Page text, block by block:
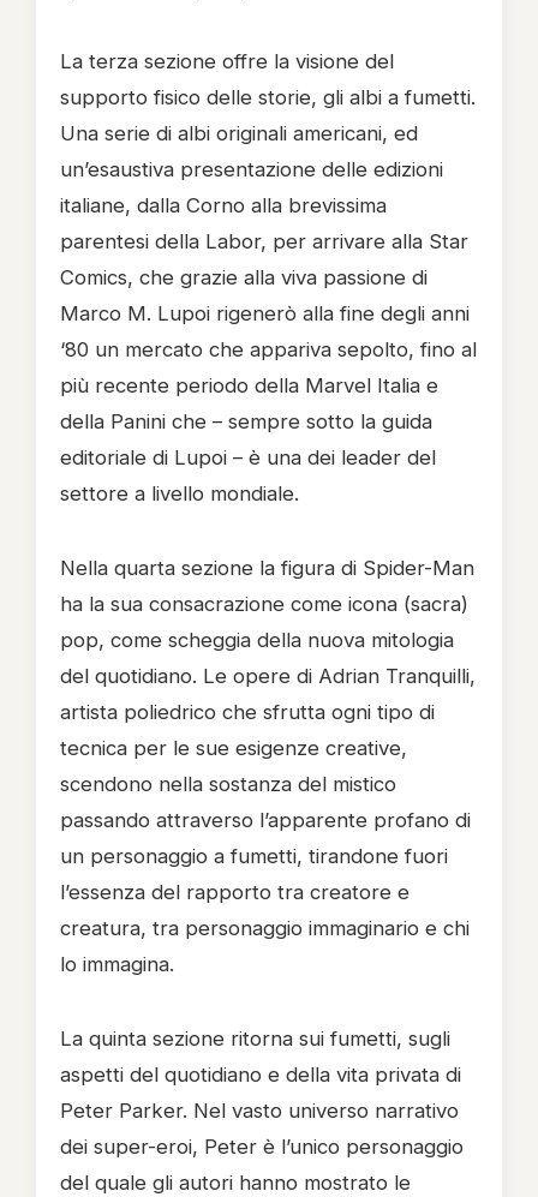
La terza sezione offre la visione del
supporto fisico delle storie, gli albi a fumetti.
Una serie di albi originali americani, ed
un’esaustiva presentazione delle edizioni
italiane, dalla Corno alla brevissima
parentesi della Labor, per arrivare alla Star
Comics, che grazie alla viva passione di
Marco M. Lupoi rigenerò alla fine degli anni
‘80 un mercato che appariva sepolto, fino al
più recente periodo della Marvel Italia e
della Panini che – sempre sotto la guida
editoriale di Lupoi – è una dei leader del
settore a livello mondiale.
Nella quarta sezione la figura di Spider-Man
ha la sua consacrazione come icona (sacra)
pop, come scheggia della nuova mitologia
del quotidiano. Le opere di Adrian Tranquilli,
artista poliedrico che sfrutta ogni tipo di
tecnica per le sue esigenze creative,
scendono nella sostanza del mistico
passando attraverso l’apparente profano di
un personaggio a fumetti, tirandone fuori
l’essenza del rapporto tra creatore e
creatura, tra personaggio immaginario e chi
lo immagina.
La quinta sezione ritorna sui fumetti, sugli
aspetti del quotidiano e della vita privata di
Peter Parker. Nel vasto universo narrativo
dei super-eroi, Peter è l’unico personaggio
del quale gli autori hanno mostrato le